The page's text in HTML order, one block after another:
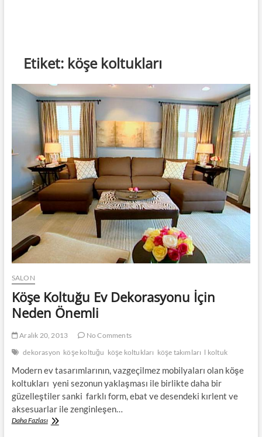
Etiket: köşe koltukları
SALON
Köşe Koltuğu Ev Dekorasyonu İçin
Neden Önemli
Aralık 20, 2013
No Comments
dekorasyon köşe koltuğu köşe koltukları köşe takımları l koltuk
Modern ev tasarımlarının, vazgeçilmez mobilyaları olan köşe
koltukları yeni sezonun yaklaşması ile birlikte daha bir
güzelleştiler sanki farklı form, ebat ve desendeki kırlent ve
aksesuarlar ile zenginleşen…
Daha FazlasıKöşe